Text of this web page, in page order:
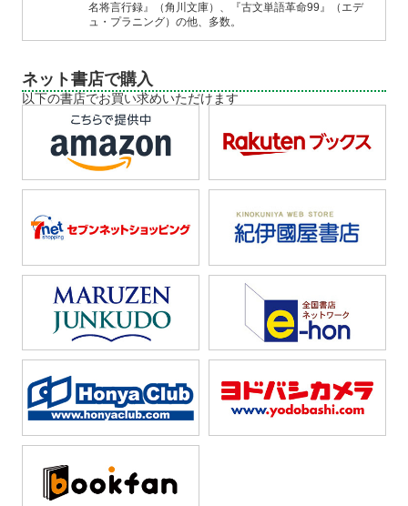
名将言行録』（角川文庫）、『古文単語革命99』（エデ
ュ・プラニング）の他、多数。
ネット書店で購入
以下の書店でお買い求めいただけます